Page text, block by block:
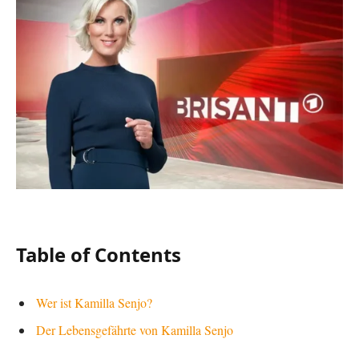
Table of Contents
Wer ist Kamilla Senjo?
Der Lebensgefährte von Kamilla Senjo